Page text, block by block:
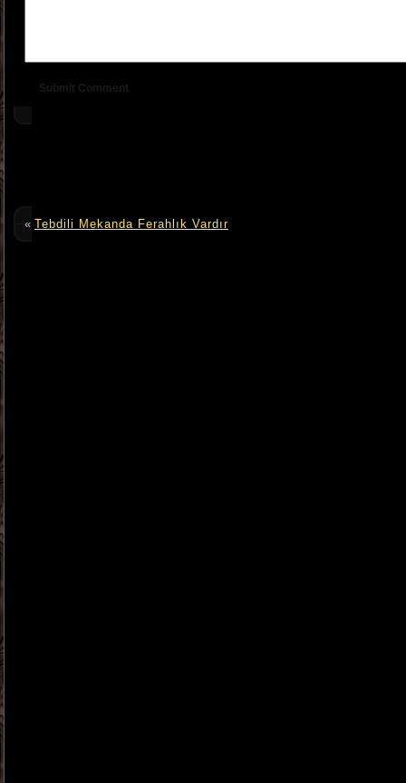
« Tebdili Mekanda Ferahlık Vardır